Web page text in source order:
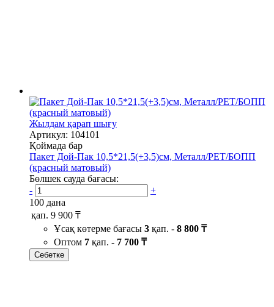
Жылдам қарап шығу
Артикул: 104101
Қоймада бар
Пакет Дой-Пак 10,5*21,5(+3,5)см, Металл/PET/БОПП
(красный матовый)
Бөлшек сауда бағасы:
-
+
100 дана
қап. 9 900 ₸
Ұсақ көтерме бағасы 3 қап. - 8 800 ₸
Оптом 7 қап. - 7 700 ₸
Себетке